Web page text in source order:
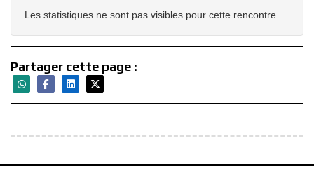
Les statistiques ne sont pas visibles pour cette rencontre.
Partager cette page :